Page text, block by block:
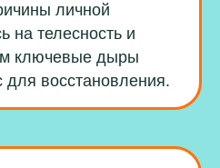
личной
на телесность и
ключевые дыры
для восстановления.